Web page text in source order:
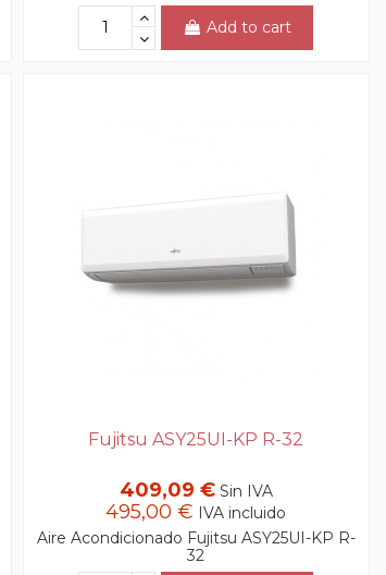
Add to cart
Fujitsu ASY25UI-KP R-32
409,09 € Sin IVA
495,00 € IVA incluido
Aire Acondicionado Fujitsu ASY25UI-KP R-
32